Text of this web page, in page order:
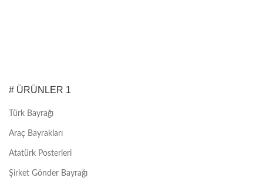
# ÜRÜNLER 1
Türk Bayrağı
Araç Bayrakları
Atatürk Posterleri
Şirket Gönder Bayrağı